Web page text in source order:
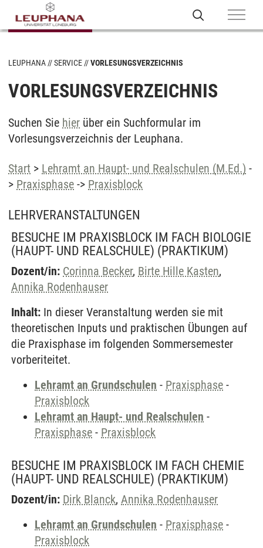
LEUPHANA SERVICE VORLESUNGSVERZEICHNIS
VORLESUNGSVERZEICHNIS
Suchen Sie hier über ein Suchformular im
Vorlesungsverzeichnis der Leuphana.
Start > Lehramt an Haupt- und Realschulen (M.Ed.) -
> Praxisphase -> Praxisblock
LEHRVERANSTALTUNGEN
BESUCHE IM PRAXISBLOCK IM FACH BIOLOGIE
(HAUPT- UND REALSCHULE) (PRAKTIKUM)
Dozent/in: Corinna Becker, Birte Hille Kasten,
Annika Rodenhauser
Inhalt: In dieser Veranstaltung werden sie mit
theoretischen Inputs und praktischen Übungen auf
die Praxisphase im folgenden Sommersemester
vorberiteitet.
Lehramt an Grundschulen - Praxisphase -
Praxisblock
Lehramt an Haupt- und Realschulen -
Praxisphase - Praxisblock
BESUCHE IM PRAXISBLOCK IM FACH CHEMIE
(HAUPT- UND REALSCHULE) (PRAKTIKUM)
Dozent/in: Dirk Blanck, Annika Rodenhauser
Lehramt an Grundschulen - Praxisphase -
Praxisblock